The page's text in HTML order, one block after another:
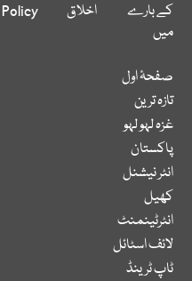
کے بارے
میں
اخلاق Policy
صفحۂ اول
تازہ ترین
غزہ لہو لہو
پاکستان
انٹر نیشنل
کھیل
انٹرٹینمنٹ
لائف اسٹائل
ٹاپ ٹرینڈ